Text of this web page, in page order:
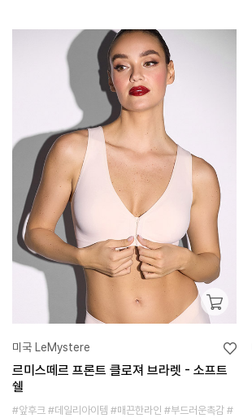
미국 LeMystere
르미스떼르 프론트 클로져 브라렛 - 소프트
쉘
#앞후크 #데일리아이템 #매끈한라인 #부드러운촉감 #